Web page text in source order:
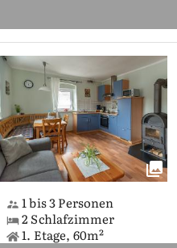
1 bis 3 Personen
2 Schlafzimmer
1. Etage, 60m²